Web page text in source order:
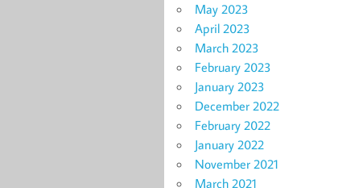
May 2023
April 2023
March 2023
February 2023
January 2023
December 2022
February 2022
January 2022
November 2021
March 2021